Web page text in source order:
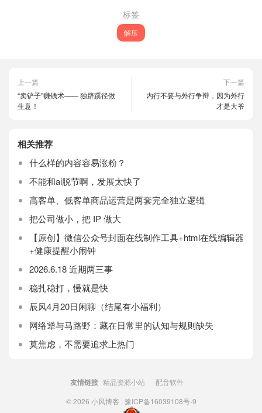
标签
解压
上一篇
“卖铲子”赚钱术—— 独辟蹊径做
生意！
下一篇
内行不要与外行争辩，因为外行
才是大爷
相关推荐
什么样的内容容易涨粉？
不能和ai脱节啊，发展太快了
高客单、低客单商品运营是两套完全独立逻辑
把公司做小，把 IP 做大
【原创】微信公众号封面在线制作工具+html在线编辑器
+健康提醒小闹钟
2026.6.18 近期两三事
稳扎稳打，慢就是快
辰风4月20日闲聊（结尾有小福利）
网络犟与马路野：藏在日常里的认知与规则缺失
莫焦虑，不需要追求上热门
友情链接 精品资源小站
配音软件
© 2026 小风博客 豫ICP备16039108号-9